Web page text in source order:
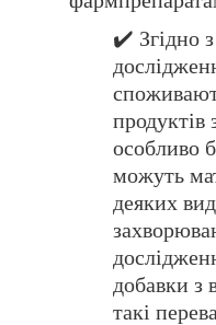
✔️ Згідно
продуктів
особливо
можуть
деяких
добавки з
такі